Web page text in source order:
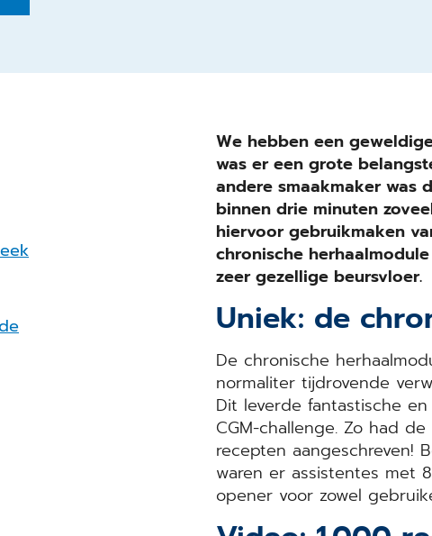
We hebben een
was er een grote
andere smaakmaker was
binnen drie minuten
hiervoor gebruikmaken
chronische
zeer gezellige beursvloer.
Uniek: de
De chronische
normaliter tijdrovende
Dit leverde fantastische
CGM-challenge. Zo had
recepten aangeschreven!
waren er assistentes met
opener voor zowel